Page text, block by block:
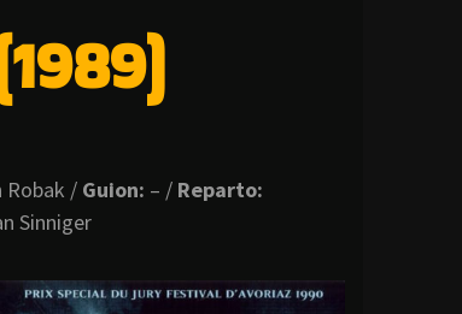
Robak / Guion: – / Reparto:
Sinniger